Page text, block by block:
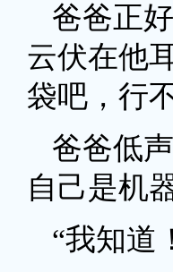
爸爸正
云伏在他
袋吧，行
爸爸低
自己是机
“我知道